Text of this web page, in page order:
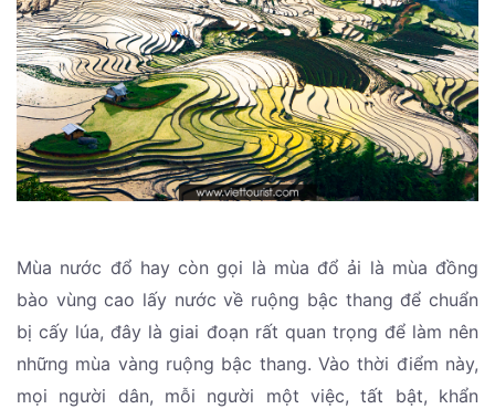
Mùa nước đổ hay còn gọi là mùa đổ ải là mùa đồng
bào vùng cao lấy nước về ruộng bậc thang để chuẩn
bị cấy lúa, đây là giai đoạn rất quan trọng để làm nên
những mùa vàng ruộng bậc thang. Vào thời điểm này,
mọi người dân, mỗi người một việc, tất bật, khẩn